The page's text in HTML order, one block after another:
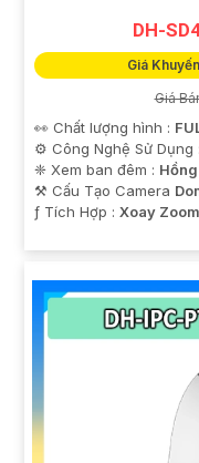
DH-
Giá
Giá
👀 Chất lượng hình :
⚙ Công Nghệ Sử Dụng :
❈ Xem ban đêm :
⚒ Cấu Tạo Camera
️ƒ Tích Hợp : Xoay